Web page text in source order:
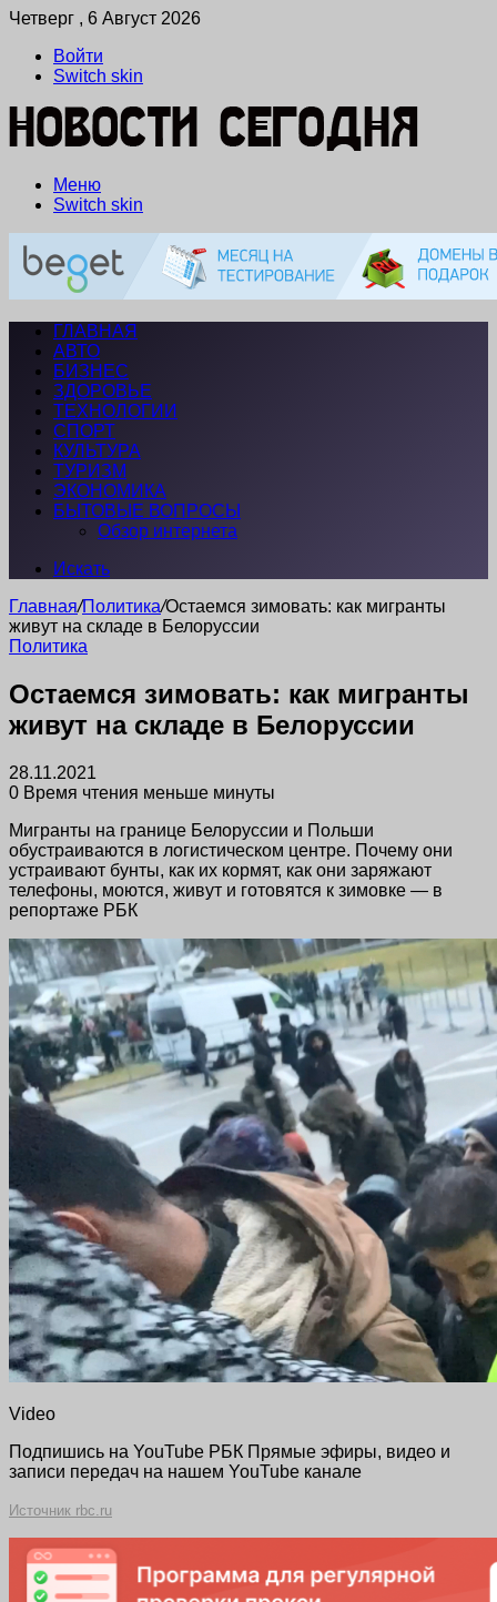
Четверг , 6 Август 2026
Войти
Switch skin
Меню
Switch skin
ГЛАВНАЯ
АВТО
БИЗНЕС
ЗДОРОВЬЕ
ТЕХНОЛОГИИ
СПОРТ
КУЛЬТУРА
ТУРИЗМ
ЭКОНОМИКА
БЫТОВЫЕ ВОПРОСЫ
Обзор интернета
Искать
Главная/Политика/Остаемся зимовать: как мигранты
живут на складе в Белоруссии
Политика
Остаемся зимовать: как мигранты
живут на складе в Белоруссии
28.11.2021
0 Время чтения меньше минуты
Мигранты на границе Белоруссии и Польши
обустраиваются в логистическом центре. Почему они
устраивают бунты, как их кормят, как они заряжают
телефоны, моются, живут и готовятся к зимовке — в
репортаже РБК
Video
Подпишись на YouTube РБК Прямые эфиры, видео и
записи передач на нашем YouTube канале
Источник rbc.ru